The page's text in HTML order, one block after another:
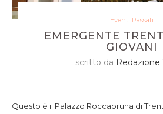
Eventi Passati
EMERGENTE
GIOVANI
scritto da
Questo è il Palazzo Roccabruna di